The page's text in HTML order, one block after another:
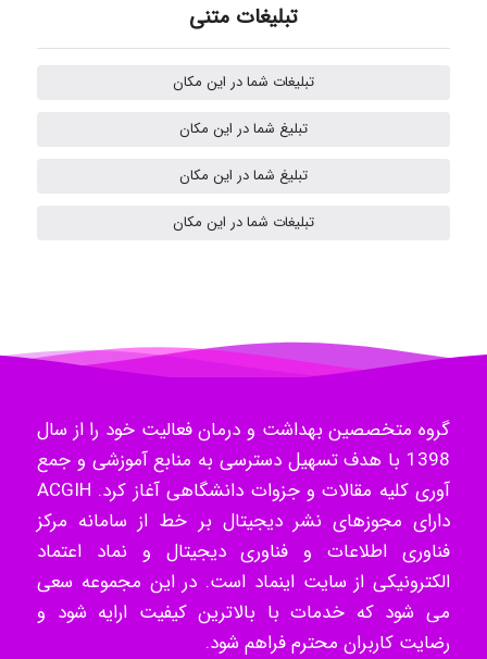
ilhan200
تبلیغات متنی
تبلیغات شما در این مکان
تبلیغ شما در این مکان
تبلیغ شما در این مکان
تبلیغات شما در این مکان
گروه متخصصین بهداشت و درمان فعالیت خود را از سال
1398 با هدف تسهیل دسترسی به منابع آموزشی و جمع
آوری کلیه مقالات و جزوات دانشگاهی آغاز کرد. ACGIH
دارای مجوزهای نشر دیجیتال بر خط از سامانه مرکز
فناوری اطلاعات و فناوری دیجیتال و نماد اعتماد
الکترونیکی از سایت اینماد است. در این مجموعه سعی
می شود که خدمات با بالاترین کیفیت ارایه شود و
رضایت کاربران محترم فراهم شود.